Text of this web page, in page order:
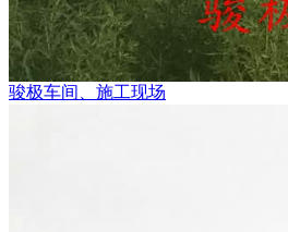
骏极车间、施工现场